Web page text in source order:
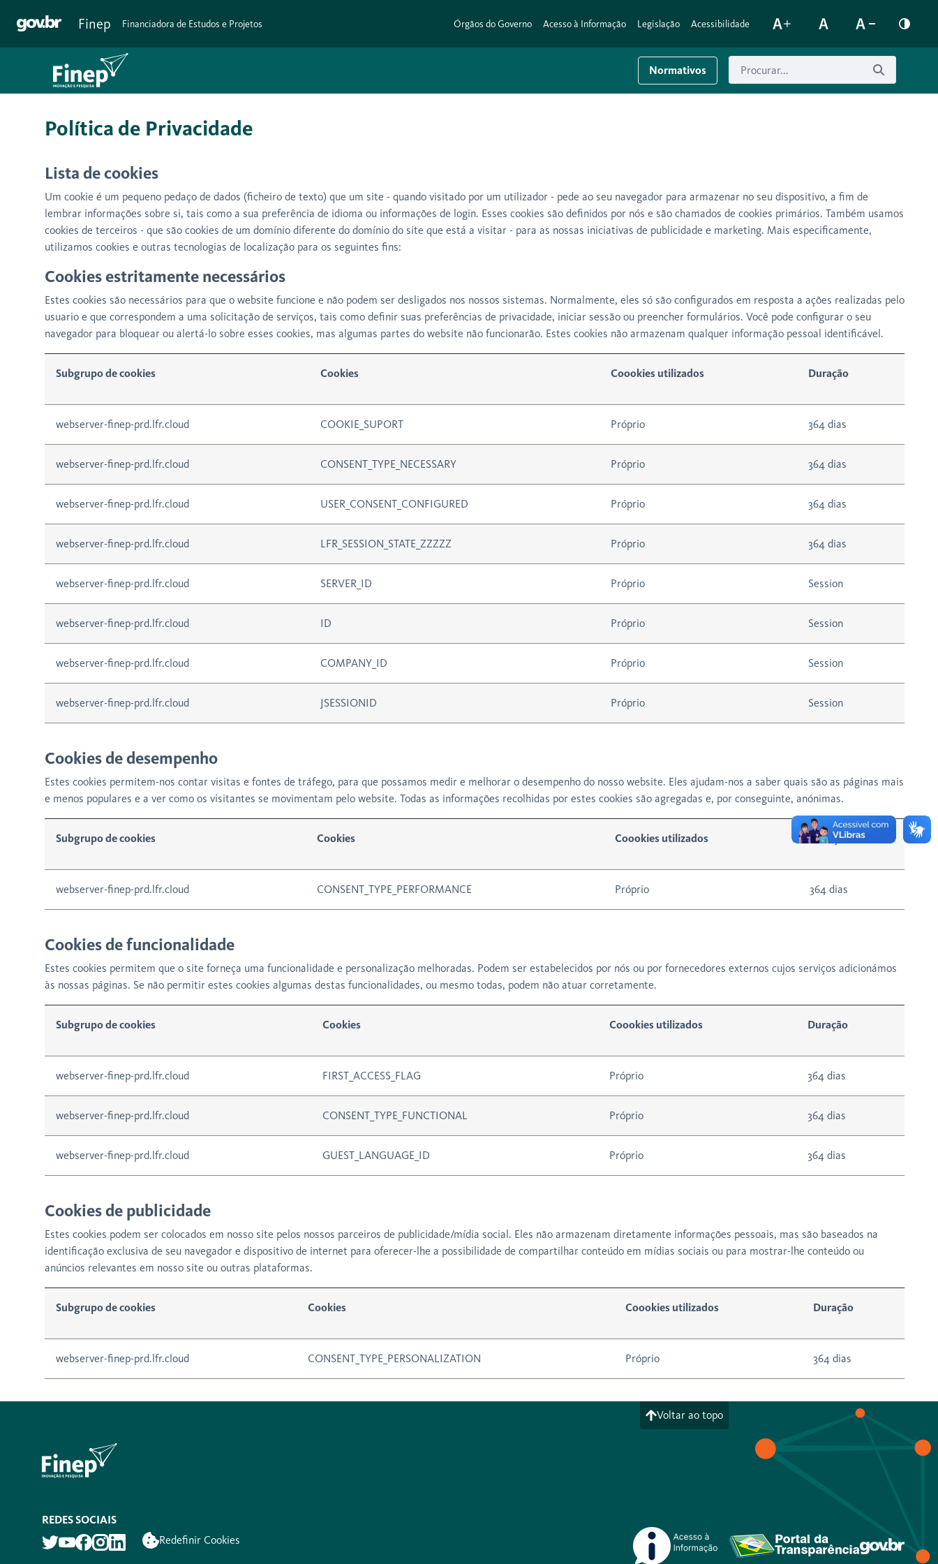
Pular para o Conteúdo principal
Finep Financiadora de Estudos e Projetos Órgãos do Governo Acesso à Informação Legislação Acessibilidade
Normativos
Política de Privacidade
Lista de cookies
Um cookie é um pequeno pedaço de dados (ficheiro de texto) que um site - quando visitado por um utilizador - pede ao seu navegador para armazenar no seu dispositivo, a fim de
lembrar informações sobre si, tais como a sua preferência de idioma ou informações de login. Esses cookies são definidos por nós e são chamados de cookies primários. Também usamos
cookies de terceiros - que são cookies de um domínio diferente do domínio do site que está a visitar - para as nossas iniciativas de publicidade e marketing. Mais especificamente,
utilizamos cookies e outras tecnologias de localização para os seguintes fins:
Cookies estritamente necessários
Estes cookies são necessários para que o website funcione e não podem ser desligados nos nossos sistemas. Normalmente, eles só são configurados em resposta a ações realizadas pelo
usuario e que correspondem a uma solicitação de serviços, tais como definir suas preferências de privacidade, iniciar sessão ou preencher formulários. Você pode configurar o seu
navegador para bloquear ou alertá-lo sobre esses cookies, mas algumas partes do website não funcionarão. Estes cookies não armazenam qualquer informação pessoal identificável.
Subgrupo de cookies Cookies Coookies utilizados Duração
webserver-finep-prd.lfr.cloud COOKIE_SUPORT Próprio 364 dias
webserver-finep-prd.lfr.cloud CONSENT_TYPE_NECESSARY Próprio 364 dias
webserver-finep-prd.lfr.cloud USER_CONSENT_CONFIGURED Próprio 364 dias
webserver-finep-prd.lfr.cloud LFR_SESSION_STATE_ZZZZZ Próprio 364 dias
webserver-finep-prd.lfr.cloud SERVER_ID Próprio Session
webserver-finep-prd.lfr.cloud ID Próprio Session
webserver-finep-prd.lfr.cloud COMPANY_ID Próprio Session
webserver-finep-prd.lfr.cloud JSESSIONID Próprio Session
Cookies de desempenho
Estes cookies permitem-nos contar visitas e fontes de tráfego, para que possamos medir e melhorar o desempenho do nosso website. Eles ajudam-nos a saber quais são as páginas mais
e menos populares e a ver como os visitantes se movimentam pelo website. Todas as informações recolhidas por estes cookies são agregadas e, por conseguinte, anónimas.
Subgrupo de cookies Cookies Coookies utilizados Duração
webserver-finep-prd.lfr.cloud CONSENT_TYPE_PERFORMANCE Próprio 364 dias
Cookies de funcionalidade
Estes cookies permitem que o site forneça uma funcionalidade e personalização melhoradas. Podem ser estabelecidos por nós ou por fornecedores externos cujos serviços adicionámos
às nossas páginas. Se não permitir estes cookies algumas destas funcionalidades, ou mesmo todas, podem não atuar corretamente.
Subgrupo de cookies Cookies Coookies utilizados Duração
webserver-finep-prd.lfr.cloud FIRST_ACCESS_FLAG Próprio 364 dias
webserver-finep-prd.lfr.cloud CONSENT_TYPE_FUNCTIONAL Próprio 364 dias
webserver-finep-prd.lfr.cloud GUEST_LANGUAGE_ID Próprio 364 dias
Cookies de publicidade
Estes cookies podem ser colocados em nosso site pelos nossos parceiros de publicidade/mídia social. Eles não armazenam diretamente informações pessoais, mas são baseados na
identificação exclusiva de seu navegador e dispositivo de internet para oferecer-lhe a possibilidade de compartilhar conteúdo em mídias sociais ou para mostrar-lhe conteúdo ou
anúncios relevantes em nosso site ou outras plataformas.
Subgrupo de cookies Cookies Coookies utilizados Duração
webserver-finep-prd.lfr.cloud CONSENT_TYPE_PERSONALIZATION Próprio 364 dias
Voltar ao topo
REDES SOCIAIS
Redefinir Cookies